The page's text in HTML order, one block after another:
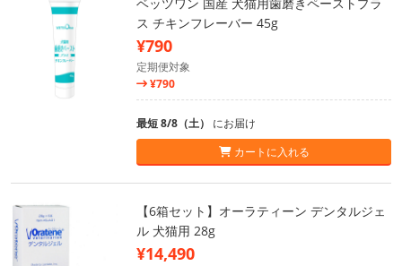
ベッツワン 国産 犬猫用歯磨きペーストプラ
ス チキンフレーバー 45g
¥790
定期便対象
¥790
最短 8/8（土） にお届け
カートに入れる
【6箱セット】オーラティーン デンタルジェ
ル 犬猫用 28g
¥14,490